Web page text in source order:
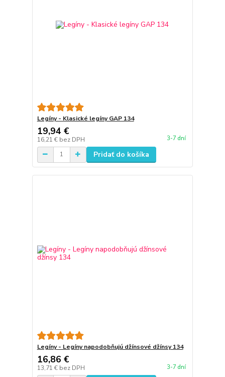
Legíny - Klasické legíny GAP 134
19,94 €
16,21 € bez DPH 3-7 dní
Pridať do košíka
Legíny - Legíny napodobňujú džínsové džínsy 134
16,86 €
13,71 € bez DPH 3-7 dní